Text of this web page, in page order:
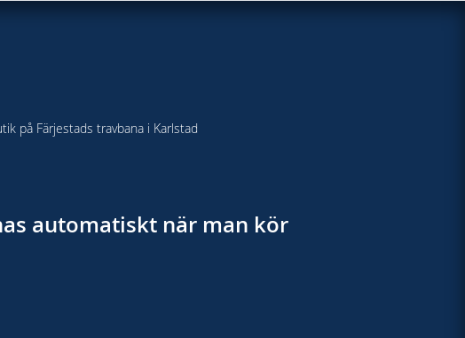
på Färjestads travbana i Karlstad
automatiskt när man kör